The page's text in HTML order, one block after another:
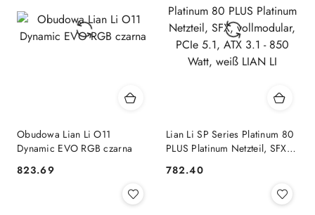
Obudowa Lian Li O11
Dynamic EVO RGB czarna
Cena:
823.69
Lian Li SP Series Platinum 80
PLUS Platinum Netzteil, SFX,
- 850 Watt, weiß LIAN LI
Cena:
782.40